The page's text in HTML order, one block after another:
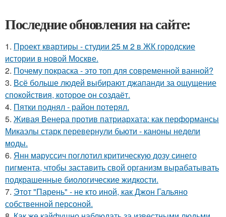
Последние обновления на сайте:
1. Проект квартиры - студии 25 м 2 в ЖК городские
истории в новой Москве.
2. Почему покраска - это топ для современной ванной?
3. Всё больше людей выбирают джапанди за ощущение
спокойствия, которое он создаёт.
4. Пятки поднял - район потерял.
5. Живая Венера против патриархата: как перформансы
Микаэлы старк перевернули бьюти - каноны недели
моды.
6. Янн маруссич поглотил критическую дозу синего
пигмента, чтобы заставить свой организм вырабатывать
подкрашенные биологические жидкости.
7. Этот "Парень" - не кто иной, как Джон Гальяно
собственной персоной.